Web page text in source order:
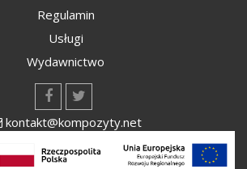
Regulamin
Usługi
Wydawnictwo
kontakt@kompozyty.net